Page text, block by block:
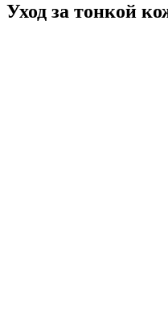
Уход за тонкой